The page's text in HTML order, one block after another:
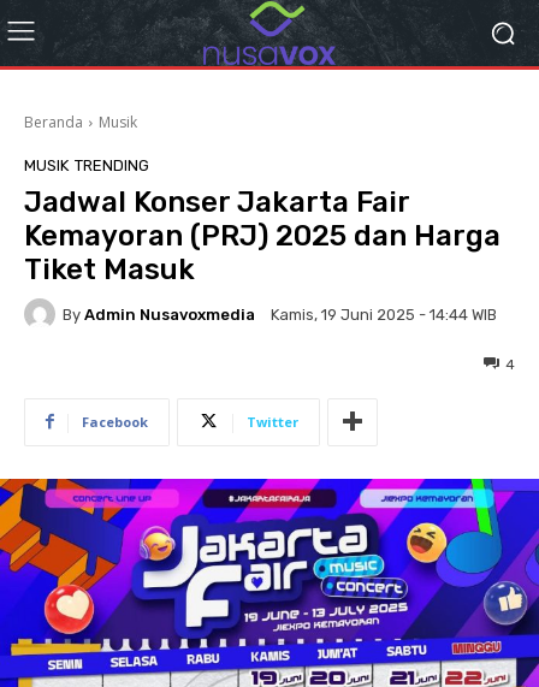
Beranda Musik
MUSIK TRENDING
Jadwal Konser Jakarta Fair
Kemayoran (PRJ) 2025 dan Harga
Tiket Masuk
By Admin Nusavoxmedia Kamis, 19 Juni 2025 - 14:44 WIB
4
Facebook Twitter